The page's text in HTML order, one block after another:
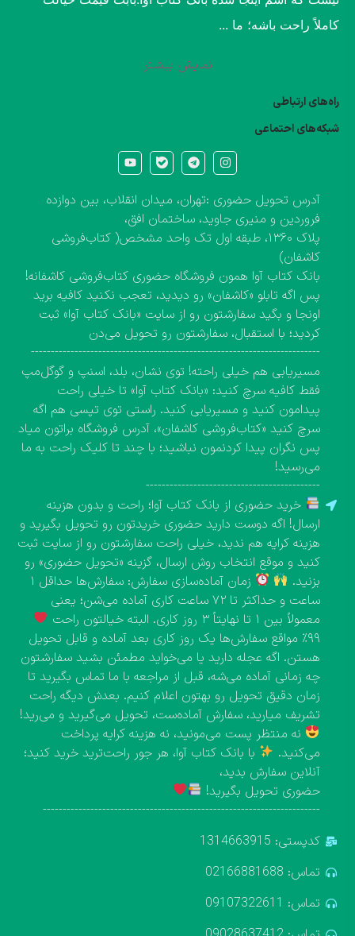
کاملاً راحت باشه؛ ما ...
نمایش بیشتر
راه‌های ارتباطی
شبکه‌های احتماعی
آدرس تحویل حضوری :تهران، میدان انقلاب، بین دوازده
فروردین و منیری جاوید، ساختمان افق،
پلاک ۱۳۶۰، طبقه اول تک واحد مشخص( کتاب‌فروشی
کاشفان)
بانک کتاب آوا همون فروشگاه حضوری کتاب‌فروشی کاشفانه!
پس اگه تابلو «کاشفان» رو دیدید، تعجب نکنید کافیه برید
اونجا و بگید سفارشتون رو از سایت «بانک کتاب آوا» ثبت
کردید؛ با استقبال، سفارشتون رو تحویل می‌دن
-------------------------------------------------------------------------
مسیریابی هم خیلی راحته! توی نشان، بلد، اسنپ و گوگل‌مپ
فقط کافیه سرچ کنید: «بانک کتاب آوا» تا خیلی راحت
پیدامون کنید و مسیریابی کنید. راستی توی تپسی هم اگه
سرچ کنید «کتاب‌فروشی کاشفان»، آدرس فروشگاه براتون میاد
پس نگران پیدا کردنمون نباشید؛ با چند تا کلیک راحت به ما
می‌رسید!
--------------------------------------------
خرید حضوری از بانک کتاب آوا؛ راحت و بدون هزینه
ارسال! اگه دوست دارید حضوری خریدتون رو تحویل بگیرید و
هزینه کرایه هم ندید، خیلی راحت سفارشتون رو از سایت ثبت
کنید و موقع انتخاب روش ارسال، گزینه «تحویل حضوری» رو
بزنید.
زمان آماده‌سازی سفارش: سفارش‌ها حداقل ۱
ساعت و حداکثر تا ۷۲ ساعت کاری آماده می‌شن؛ یعنی
معمولاً بین ۱ تا نهایتاً ۳ روز کاری. البته خیالتون راحت
۹۹٪ مواقع سفارش‌ها یک روز کاری بعد آماده و قابل تحویل
هستن. اگه عجله دارید یا می‌خواید مطمئن بشید سفارشتون
چه زمانی آماده می‌شه، قبل از مراجعه با ما تماس بگیرید تا
زمان دقیق تحویل رو بهتون اعلام کنیم. بعدش دیگه راحت
تشریف میارید، سفارش آماده‌ست، تحویل می‌گیرید و می‌رید!
نه منتظر پست می‌مونید، نه هزینه کرایه پرداخت
می‌کنید.
با بانک کتاب آوا، هر جور راحت‌ترید خرید کنید؛
آنلاین سفارش بدید،
حضوری تحویل بگیرید!
----------------------------------------------------------------------
کدپستی: 1314663915
تماس: 02166881688
تماس: 09107322611